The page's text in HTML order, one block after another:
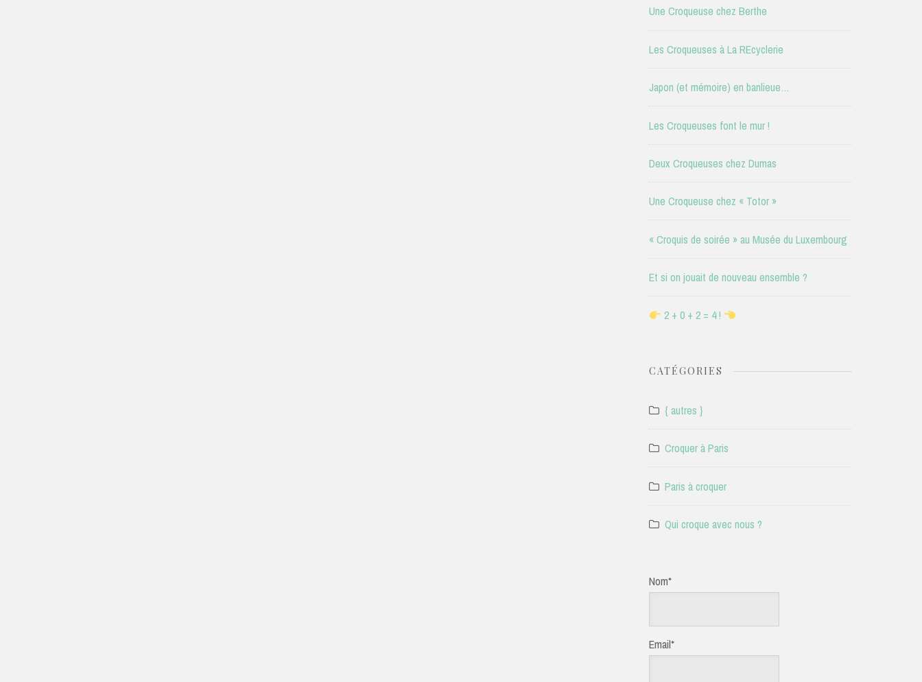
Une Croqueuse chez Berthe
Les Croqueuses à La REcyclerie
Japon (et mémoire) en banlieue…
Les Croqueuses font le mur !
Deux Croqueuses chez Dumas
Une Croqueuse chez « Totor »
« Croquis de soirée » au Musée du Luxembourg
Et si on jouait de nouveau ensemble ?
2 + 0 + 2 = 4 !
CATÉGORIES
{ autres }
Croquer à Paris
Paris à croquer
Qui croque avec nous ?
Nom*
Email*